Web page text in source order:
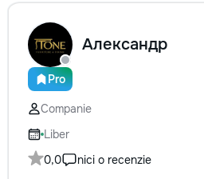
Pro
Александр
Companie
Liber
0,0
nici o recenzie